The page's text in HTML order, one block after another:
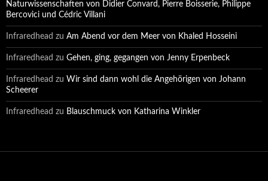
Naturwissenschaften von Didier Convard, Pierre Boisserie, Philippe
Bercovici und Cédric Villani
Infraredhead zu Am Abend vor dem Meer von Khaled Hosseini
Infraredhead zu Gehen, ging, gegangen von Jenny Erpenbeck
Infraredhead zu Wir sind dann wohl die Angehörigen von Johann
Scheerer
Infraredhead zu Blauschmuck von Katharina Winkler